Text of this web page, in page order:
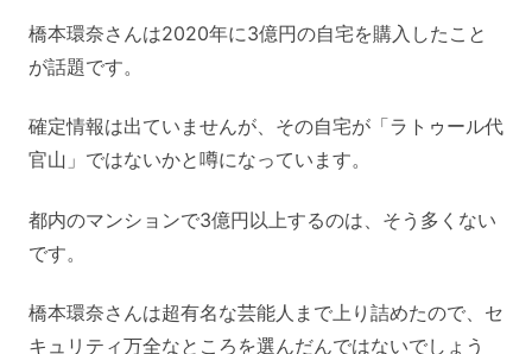
橋本環奈さんは2020年に3億円の自宅を購入したこと
が話題です。
確定情報は出ていませんが、その自宅が「ラトゥール代
官山」ではないかと噂になっています。
都内のマンションで3億円以上するのは、そう多くない
です。
橋本環奈さんは超有名な芸能人まで上り詰めたので、セ
キュリティ万全なところを選んだんではないでしょう